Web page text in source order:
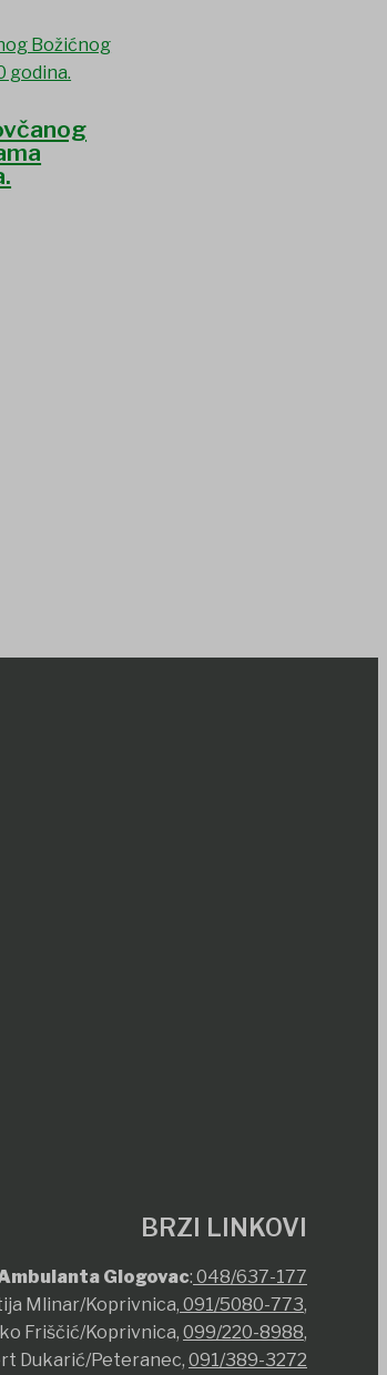
BRZI LINKOVI
Glogovac: 048/637-177
Mlinar/Koprivnica, 091/5080-773,
Friščić/Koprivnica, 099/220-8988,
Dukarić/Peteranec, 091/389-3272